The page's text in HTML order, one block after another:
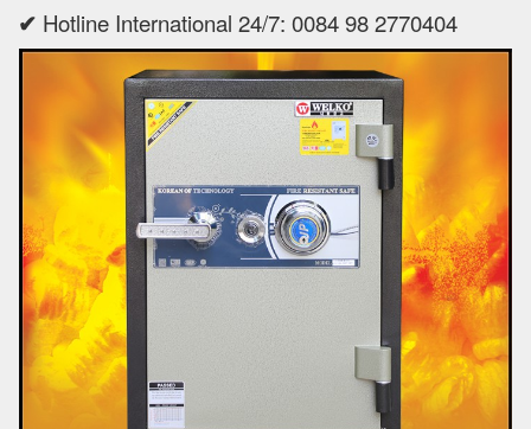
✔ Hotline International 24/7: 0084 98 2770404